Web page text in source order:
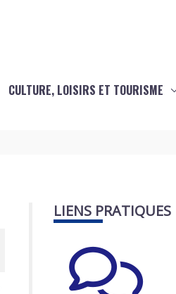
CULTURE, LOISIRS ET TOURISME
LIENS PRATIQUES